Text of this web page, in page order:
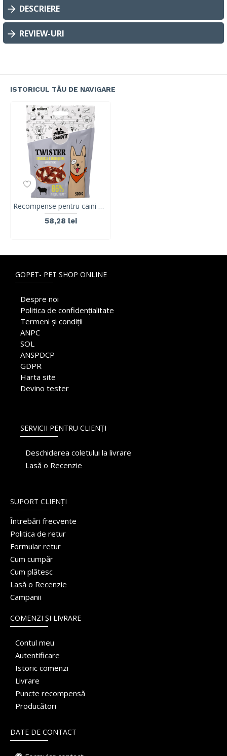
DESCRIERE
REVIEW-URI
ISTORICUL TĂU DE NAVIGARE
Recompense pentru caini Mr. Bandit TWISTER, miel, 500g
58,28 lei
GOPET- PET SHOP ONLINE
Despre noi
Politica de confidențialitate
Termeni și condiții
ANPC
SOL
ANSPDCP
GDPR
Harta site
Devino tester
SERVICII PENTRU CLIENȚI
Deschiderea coletului la livrare
Lasă o Recenzie
SUPORT CLIENȚI
Întrebări frecvente
Politica de retur
Formular retur
Cum cumpăr
Cum plătesc
Lasă o Recenzie
Campanii
COMENZI ȘI LIVRARE
Contul meu
Autentificare
Istoric comenzi
Livrare
Puncte recompensă
Producători
DATE DE CONTACT